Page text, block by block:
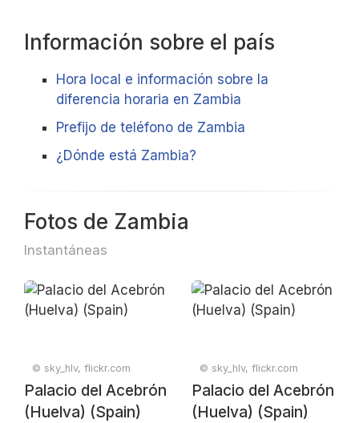
Información sobre el país
Hora local e información sobre la
diferencia horaria en Zambia
Prefijo de teléfono de Zambia
¿Dónde está Zambia?
Fotos de Zambia
Instantáneas
© sky_hlv, flickr.com
Palacio del Acebrón
(Huelva) (Spain)
© sky_hlv, flickr.com
Palacio del Acebrón
(Huelva) (Spain)